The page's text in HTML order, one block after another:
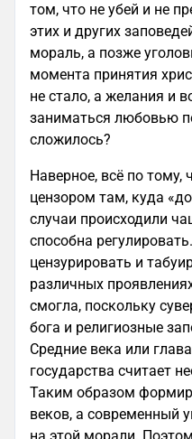
том, что не убей и не
этих и других
мораль, а позже
момента принятия
не стало, а желания и
заниматься любовью
сложилось?
Наверное, всё по тому,
цензором там, куда
случаи происходили
способна
цензурировать и
различных
смогла, поскольку
бога и религиозные
Средние века или
государства считает
Таким образом
веков, а современный